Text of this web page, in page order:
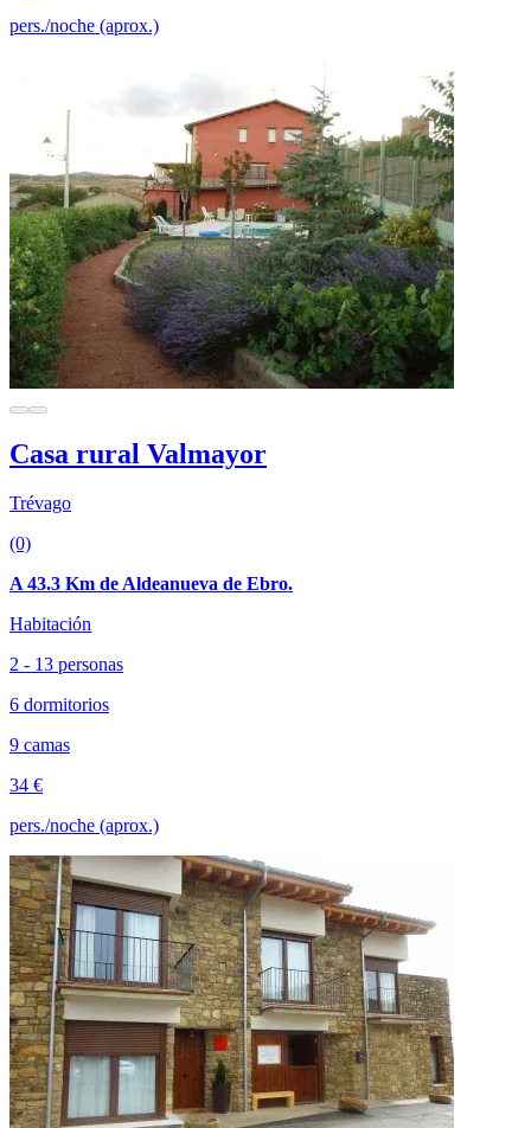
pers./noche (aprox.)
Casa rural Valmayor
Trévago
(0)
A 43.3 Km de Aldeanueva de Ebro.
Habitación
2 - 13 personas
6 dormitorios
9 camas
34 €
pers./noche (aprox.)